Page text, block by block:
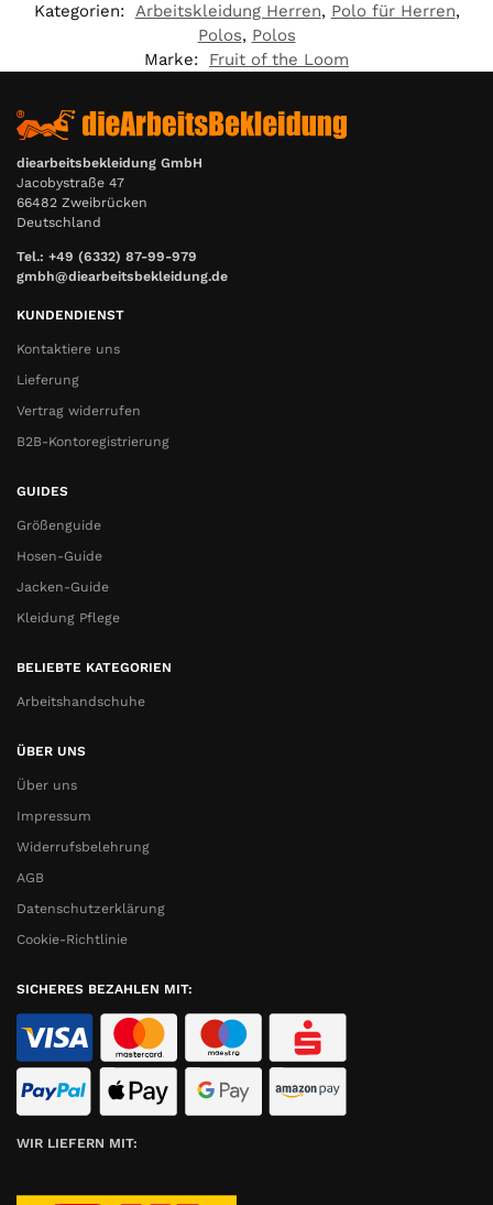
Kategorien: Arbeitskleidung Herren, Polo für Herren,
Polos, Polos
Marke:
Fruit of the Loom
diearbeitsbekleidung GmbH
Jacobystraße 47
66482 Zweibrücken
Deutschland
Tel.: +49 (6332) 87-99-979
gmbh@diearbeitsbekleidung.de
KUNDENDIENST
Kontaktiere uns
Lieferung
Vertrag widerrufen
B2B-Kontoregistrierung
GUIDES
Größenguide
Hosen-Guide
Jacken-Guide
Kleidung Pflege
BELIEBTE KATEGORIEN
Arbeitshandschuhe
ÜBER UNS
Über uns
Impressum
Widerrufsbelehrung
AGB
Datenschutzerklärung
Cookie-Richtlinie
SICHERES BEZAHLEN MIT:
WIR LIEFERN MIT: